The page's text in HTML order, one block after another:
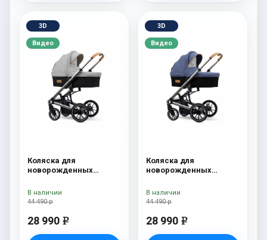
3D
Видео
Коляска для
новорожденных
44 490 р
28 990 e
В наличии
3D
Видео
Коляска для
новорожденных
44 490 р
28 990 e
В наличии